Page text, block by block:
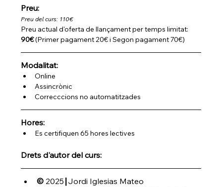
Preu:
Preu del curs: 110€
Preu actual d'oferta de llançament per temps limitat:
90€ (Primer pagament 20€ i Segon pagament 70€)
Modalitat:
Online
Assincrònic
Correcccions no automatitzades
Hores:
Es certifiquen 65 hores lectives
Drets d'autor del curs:
© 2025 Jordi Iglesias Mateo